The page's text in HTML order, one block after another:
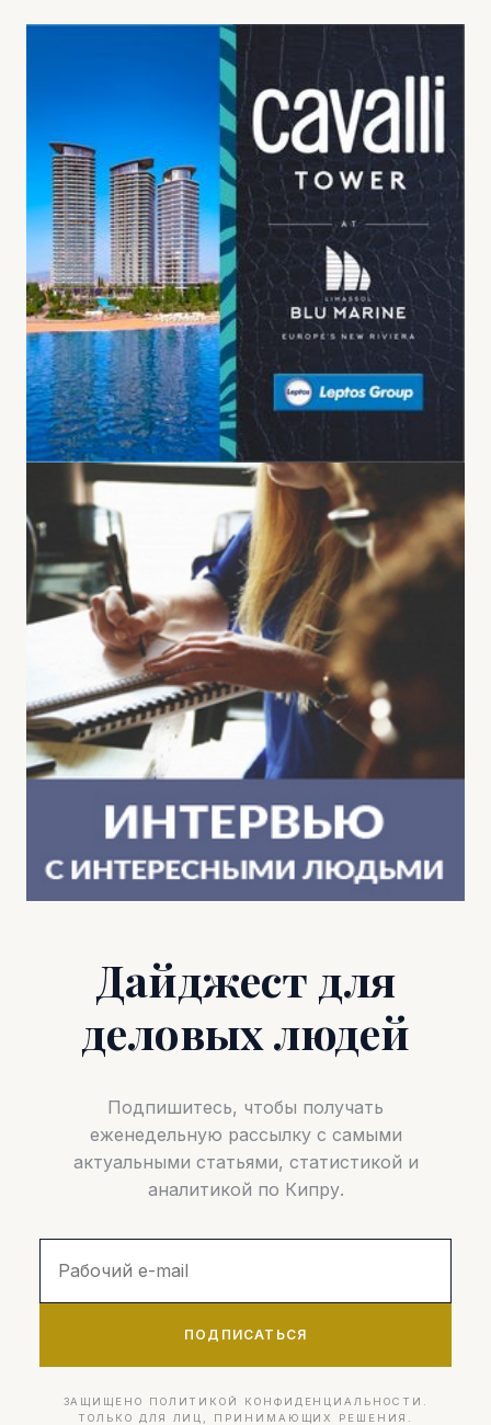
Дайджест для
деловых людей
Подпишитесь, чтобы получать
еженедельную рассылку с самыми
актуальными статьями, статистикой и
аналитикой по Кипру.
ПОДПИСАТЬСЯ
ЗАЩИЩЕНО ПОЛИТИКОЙ КОНФИДЕНЦИАЛЬНОСТИ.
ТОЛЬКО ДЛЯ ЛИЦ, ПРИНИМАЮЩИХ РЕШЕНИЯ.